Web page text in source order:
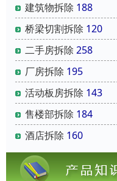
建筑物拆除 188
桥梁切割拆除 120
二手房拆除 258
厂房拆除 195
活动板房拆除 143
售楼部拆除 184
酒店拆除 160